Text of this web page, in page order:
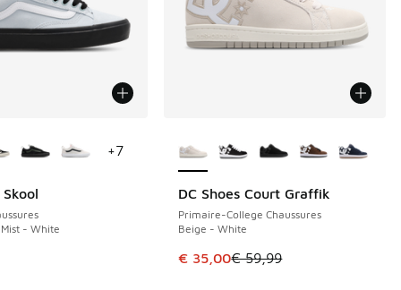
€ 59,99 à € 35,00
- White
+7
DC Shoes Court Graffik
Primaire-College Chaussures
Beige - White
Cet article est en promotion.
€ 35,00€ 59,99
ÉCONOMISE 24 €